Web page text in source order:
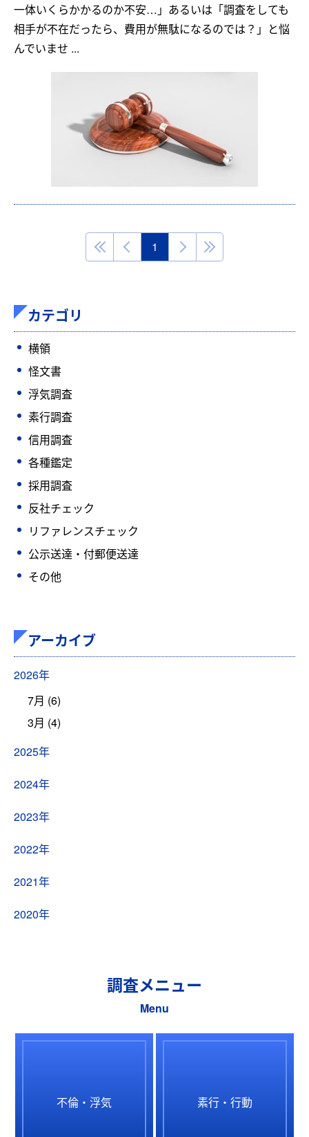
一体いくらかかるのか不安…」あるいは「調査をしても
相手が不在だったら、費用が無駄になるのでは？」と悩
んでいませ ...
1
カテゴリ
横領
怪文書
浮気調査
素行調査
信用調査
各種鑑定
採用調査
反社チェック
リファレンスチェック
公示送達・付郵便送達
その他
アーカイブ
2026年
7月 (6)
3月 (4)
2025年
2024年
2023年
2022年
2021年
2020年
調査メニュー
Menu
不倫・浮気 素行・行動